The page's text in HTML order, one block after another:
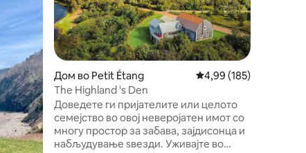
Дом во Petit Étang Просечна оцена: 4,99
4,99 (185)
The Highland 's Den
Доведете ги пријателите или целото
семејство во овој неверојатен имот со
многу простор за забава, зајдисонца и
набљудување ѕвезди. Уживајте во